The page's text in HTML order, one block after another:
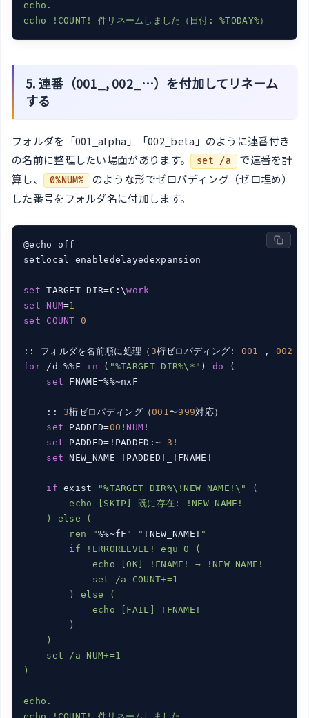
echo.
5. 連番（001_, 002_…）を付加してリネーム
する
フォルダを「001_alpha」「002_beta」のように連番付き
の名前に整理したい場面があります。
set /a
で連番を計
算し、
0%NUM%
のような形でゼロパディング（ゼロ埋め）
した番号をフォルダ名に付加します。
@echo off
setlocal enabledelayedexpansion
set TARGET_DIR=C:\work
set
NUM=1
set
COUNT=0
:: フォルダを名前順に処理（ 3桁ゼロパディング: 001 _, 002
for /d %%F in ( "%TARGET_DIR%\*" ) do
(
set FNAME=%%~nxF
    ::
3桁ゼロパディング（001〜999対応）
set PADDED=00 ! NUM !
set PADDED=!PADDED:~-3 !
set NEW_NAME=!PADDED!_!FNAME!
if exist
"%TARGET_DIR%\!NEW_NAME!\" (
        echo [SKIP] 既に存在: !NEW_NAME!
    ) else (
        ren "
%%~fF " " !NEW_NAME! "
        if !ERRORLEVEL! equ 0 (
            echo [OK] !FNAME! → !NEW_NAME!
            set /a COUNT+=1
        ) else (
            echo [FAIL] !FNAME!
        )
    )
    set /a NUM+=1
)
echo.